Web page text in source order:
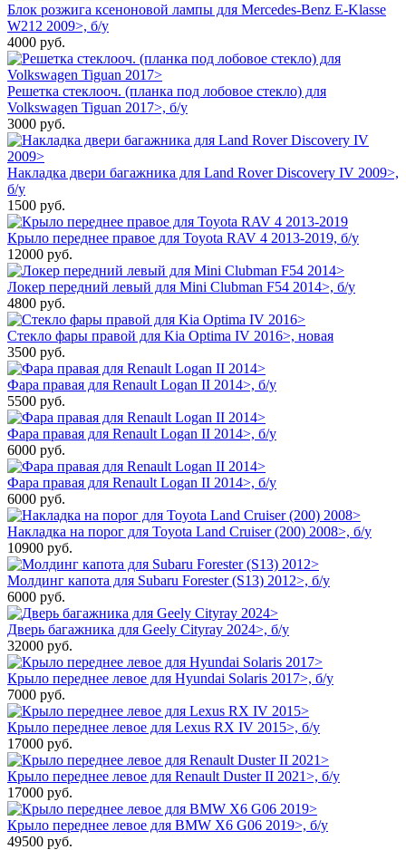
Блок розжига ксеноновой лампы для Mercedes-Benz E-Klasse
W212 2009>, б/у
4000 руб.
Решетка стеклооч. (планка под лобовое стекло) для
Volkswagen Tiguan 2017>, б/у
3000 руб.
Накладка двери багажника для Land Rover Discovery IV 2009>,
б/у
1500 руб.
Крыло переднее правое для Toyota RAV 4 2013-2019, б/у
12000 руб.
Локер передний левый для Mini Clubman F54 2014>, б/у
4800 руб.
Стекло фары правой для Kia Optima IV 2016>, новая
3500 руб.
Фара правая для Renault Logan II 2014>, б/у
5500 руб.
Фара правая для Renault Logan II 2014>, б/у
6000 руб.
Фара правая для Renault Logan II 2014>, б/у
6000 руб.
Накладка на порог для Toyota Land Cruiser (200) 2008>, б/у
10900 руб.
Молдинг капота для Subaru Forester (S13) 2012>, б/у
6000 руб.
Дверь багажника для Geely Cityray 2024>, б/у
32000 руб.
Крыло переднее левое для Hyundai Solaris 2017>, б/у
7000 руб.
Крыло переднее левое для Lexus RX IV 2015>, б/у
17000 руб.
Крыло переднее левое для Renault Duster II 2021>, б/у
17000 руб.
Крыло переднее левое для BMW X6 G06 2019>, б/у
49500 руб.